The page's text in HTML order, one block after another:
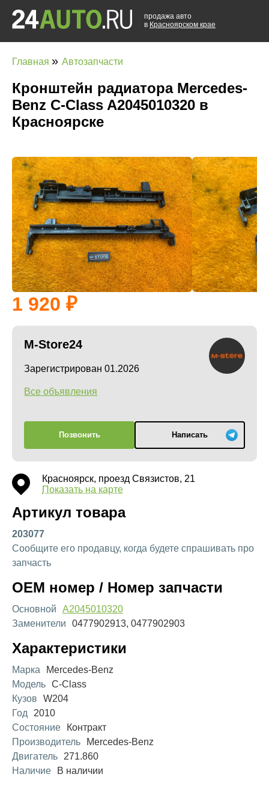
продажа авто
в Красноярском крае
Главная » Автозапчасти
Кронштейн радиатора Mercedes-
Benz C-Class A2045010320 в
Красноярске
1 920
M-Store24
Зарегистрирован 01.2026
Все объявления
Позвонить Написать
Красноярск, проезд Связистов, 21
Показать на карте
Артикул товара
203077
Сообщите его продавцу, когда будете спрашивать про
запчасть
OEM номер / Номер запчасти
Основной
A2045010320
Заменители
0477902913, 0477902903
Характеристики
Марка
Mercedes-Benz
Модель C-Class
Кузов
W204
Год
2010
Состояние
Контракт
Производитель
Mercedes-Benz
Двигатель
271.860
Наличие
В наличии